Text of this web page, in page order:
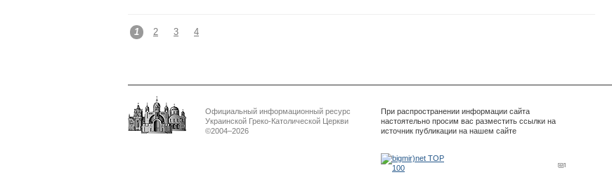
1 2 3 4
Официальный информационный ресурс
Украинской Греко-Католической Церкви
©2004–2026
При распространении информации сайта
настоятельно просим вас разместить ссылки на
источник публикации на нашем сайте